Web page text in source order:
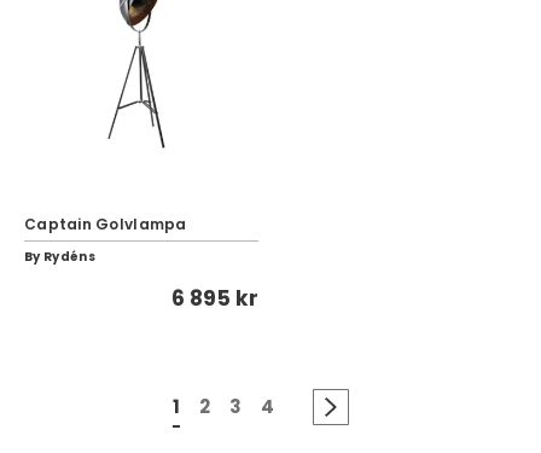
Captain Golvlampa
By Rydéns
6 895 kr
1 2 3 4